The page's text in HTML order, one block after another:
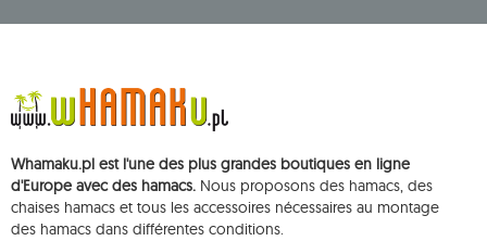
conservées jusqu'à votre désinscription.
Vous avez le droit d'accéder, de rectifier, de supprimer, de limiter le
traitement et de vous opposer au traitement de vos données personnelles,
compétente, une réclamation concernant le traitement de ces données et
de retirer, à tout moment, votre consentement au traitement de vos
données personnelles, un tel retrait n'affectant pas la légalité du traitement
effectué antérieurement. Pour exercer l'un des droits susmentionnés,
veuillez contacter le service client de Mouton Interactive par e-mail, ou par
Whamaku.pl est l'une des plus grandes boutiques en ligne
d'Europe avec des hamacs. Nous proposons des hamacs, des
chaises hamacs et tous les accessoires nécessaires au montage
des hamacs dans différentes conditions.